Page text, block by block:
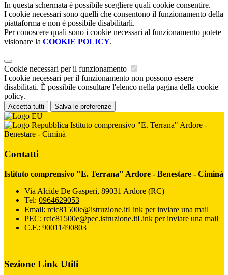
In questa schermata è possibile scegliere quali cookie consentire.
I cookie necessari sono quelli che consentono il funzionamento della
piattaforma e non è possibile disabilitarli.
Per conoscere quali sono i cookie necessari al funzionamento potete
visionare la COOKIE POLICY.
Cookie necessari per il funzionamento
I cookie necessari per il funzionamento non possono essere
disabilitati. È possibile consultare l'elenco nella pagina della cookie
policy.
Accetta tutti Salva le preferenze
Istituto comprensivo "E. Terrana" Ardore -
Benestare - Ciminà
Contatti
Istituto comprensivo "E. Terrana" Ardore - Benestare - Ciminà
Via Alcide De Gasperi, 89031 Ardore (RC)
Tel: 0964629053
Email: rcic81500e@istruzione.itLink per inviare una mail
PEC: rcic81500e@pec.istruzione.itLink per inviare una mail
C.F.: 90011490803
Sezione Link Utili